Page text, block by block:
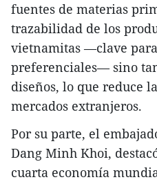
fuentes de materias
trazabilidad de los
vietnamitas —clave
preferenciales— sino
diseños, lo que reduce
mercados extranjeros.
Por su parte, el
Dang Minh Khoi,
cuarta economía